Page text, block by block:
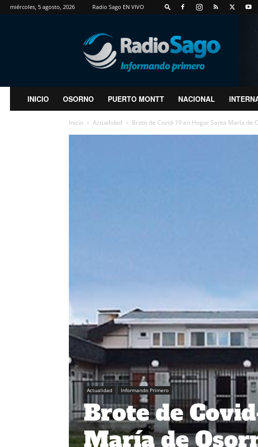
miércoles, 5 agosto, 2026 Radio Sago EN VIVO
RadioSago
INICIO OSORNO PUERTO MONTT NACIONAL
Inicio Actualidad Brote de Covid-19 en Hogar Santa María de
Actualidad Informando Primero
Brote de
María de